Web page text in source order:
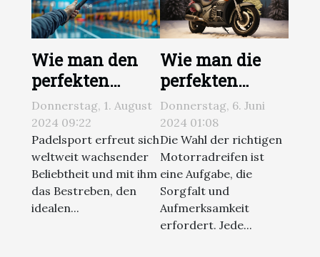
Wie man den
perfekten
Padelschläger
basierend auf
Spielstil und
Material
auswählt
Donnerstag, 1. August
2024 09:22
Padelsport erfreut sich
weltweit wachsender
Beliebtheit und mit ihm
das Bestreben, den
idealen...
Wie man die
perfekten
Motorradreifen
für jede
Jahreszeit
auswählt
Donnerstag, 6. Juni
2024 01:08
Die Wahl der richtigen
Motorradreifen ist
eine Aufgabe, die
Sorgfalt und
Aufmerksamkeit
erfordert. Jede...